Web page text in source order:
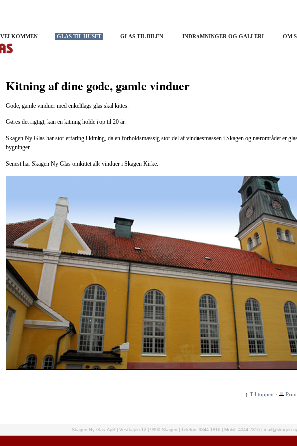
VELKOMMEN GLAS TIL HUSET GLAS TIL BILEN INDRAMNINGER OG GALLERI OM
Kitning af dine gode, gamle vinduer
Gode, gamle vinduer med enkeltlags glas skal kittes.
Gøres det rigtigt, kan en kitning holde i op til 20 år.
Skagen Ny Glas har stor erfaring i kitning, da en forholdsmæssig stor del af vinduesmassen i Skagen og nærområdet er
bygninger.
Senest har Skagen Ny Glas omkittet alle vinduer i Skagen Kirke.
↑ Til toppen ·
Skagen Ny Glas ApS | Vestkajen 12 | 9990 Skagen | Telefon: 9844 1816 | Mobil: 4044 7816 | mail@skagen-